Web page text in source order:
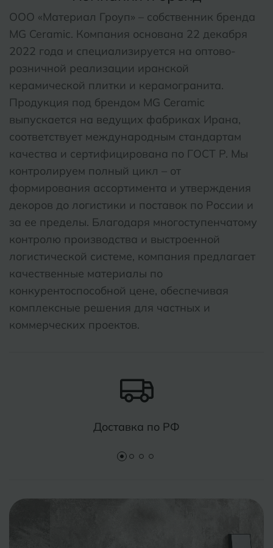
ООО «Материал Гроуп» – собственник бренда
MG Ceramic. Компания основана 22 декабря
2022 года и специализируется на оптово-
розничной реализации иранской
керамической плитки и керамогранита.
Продукция под брендом MG Ceramic
выпускается на ведущих фабриках Ирана,
соответствует международным стандартам
качества и сертифицирована по ГОСТ Р. Мы
контролируем полный цикл – от
формирования ассортимента и утверждения
декоров до логистики и поставок по России и
за ее пределы. Благодаря многоступенчатому
контролю производства и выстроенной
логистической системе, компания предлагает
качественные материалы по
конкурентоспособной цене, обеспечивая
комплексные решения для частных и
коммерческих проектов.
Доставка по РФ
Волгодонск
Воронеж
Г Геленджик
Д Дмитровград
Е Евпатория
Екатеринбург
И Иваново
Славянск-на-Кубани
Смоленск
Сосновый Бор
Сочи
Ставрополь
Сыктывкар
Т Таганрог
Темрюк
Тобольск